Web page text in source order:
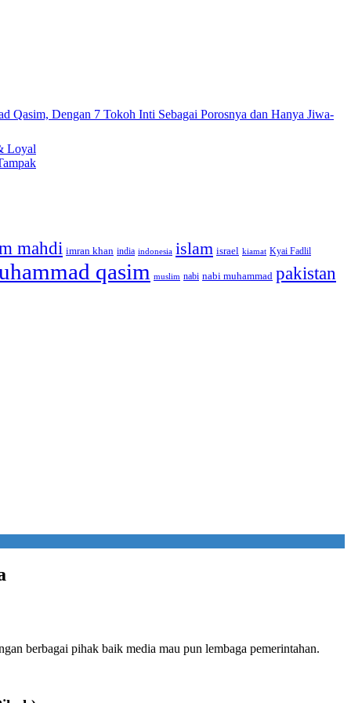
Loyal
mahdi imran khan india indonesia islam israel kiamat Kyai Fadlil
qasim muslim nabi nabi muhammad pakistan
berbagai pihak baik media mau pun lembaga pemerintahan.